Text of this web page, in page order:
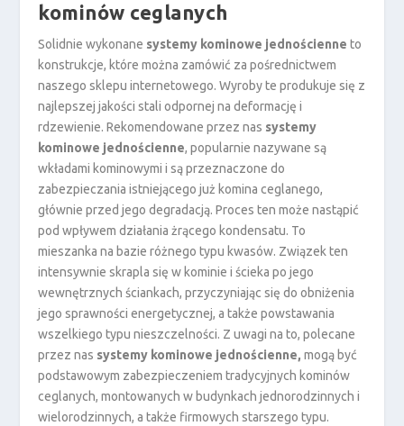
kominów ceglanych
Solidnie wykonane systemy kominowe jednościenne to
konstrukcje, które można zamówić za pośrednictwem
naszego sklepu internetowego. Wyroby te produkuje się z
najlepszej jakości stali odpornej na deformację i
rdzewienie. Rekomendowane przez nas systemy
kominowe jednościenne, popularnie nazywane są
wkładami kominowymi i są przeznaczone do
zabezpieczania istniejącego już komina ceglanego,
głównie przed jego degradacją. Proces ten może nastąpić
pod wpływem działania żrącego kondensatu. To
mieszanka na bazie różnego typu kwasów. Związek ten
intensywnie skrapla się w kominie i ścieka po jego
wewnętrznych ściankach, przyczyniając się do obniżenia
jego sprawności energetycznej, a także powstawania
wszelkiego typu nieszczelności. Z uwagi na to, polecane
przez nas systemy kominowe jednościenne, mogą być
podstawowym zabezpieczeniem tradycyjnych kominów
ceglanych, montowanych w budynkach jednorodzinnych i
wielorodzinnych, a także firmowych starszego typu.